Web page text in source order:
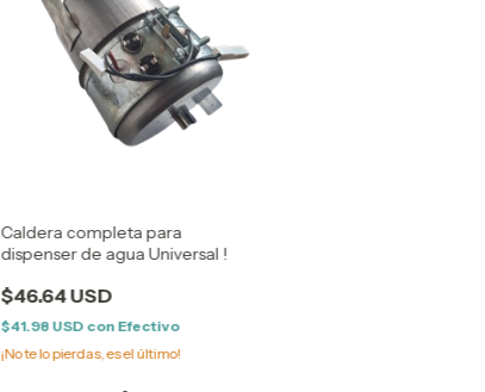
Caldera completa para
dispenser de agua Universal !
$46.64 USD
$41.98 USD con Efectivo
¡No te lo pierdas, es el último!